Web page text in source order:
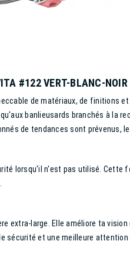
#122 VERT-BLANC-NOIR
de matériaux, de finitions et
banlieusards branchés à la
de tendances sont prévenus,
lorsqu'il n'est pas utilisé. Cette
extra-large. Elle améliore ta vision
sécurité et une meilleure